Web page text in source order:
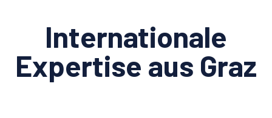
Internationale
Expertise aus Graz